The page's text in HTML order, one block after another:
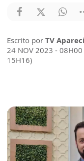
Escrito por TV
24 NOV 2023 -
15H16)